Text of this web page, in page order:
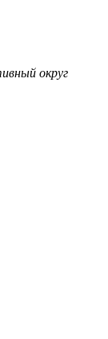
округ